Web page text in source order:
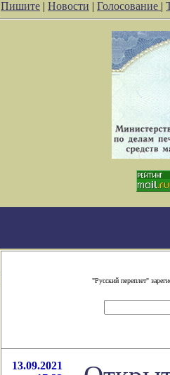
Пишите | Новости | Голосование |
"Русский переплет"
13.09.2021